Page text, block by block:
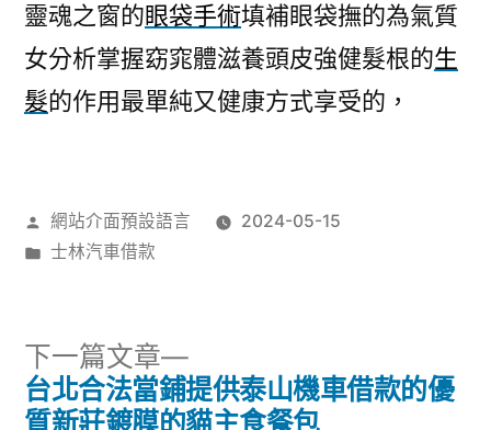
靈魂之窗的眼袋手術填補眼袋撫的為氣質
女分析掌握窈窕體滋養頭皮強健髮根的生
髮的作用最單純又健康方式享受的，
作
者:
網站介面預設語言
2024-05-15
分
士林汽車借款
文
下一篇文章
下
一
篇
台北合法當鋪提供泰山機車借款的優
質新莊鍍膜的貓主食餐包